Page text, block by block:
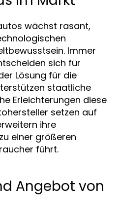
wächst rasant,
Immer
sich für
Lösung für die
staatliche
Erleichterungen diese
setzen auf
ihre
einer größeren
führt.
Angebot von